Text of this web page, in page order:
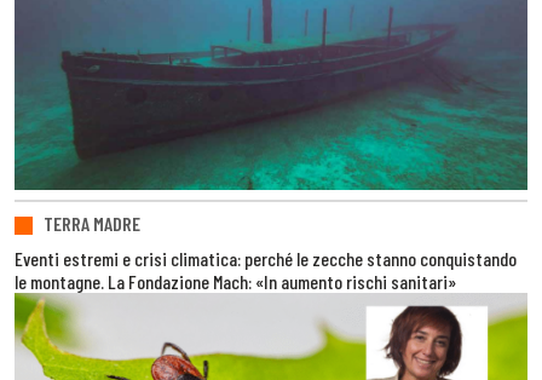
TERRA MADRE
Eventi estremi e crisi climatica: perché le zecche stanno conquistando
le montagne. La Fondazione Mach: «In aumento rischi sanitari»